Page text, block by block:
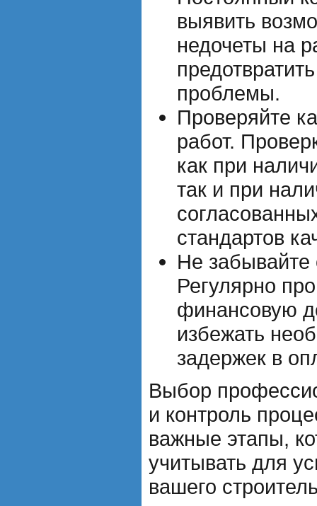
выявить
недочеты на
проблемы.
Проверяйте
работ.
как при
так и при
стандартов
Не забывайте
Регулярно
финансовую
избежать
задержек в
Выбор
и контроль
важные этапы,
учитывать для
вашего